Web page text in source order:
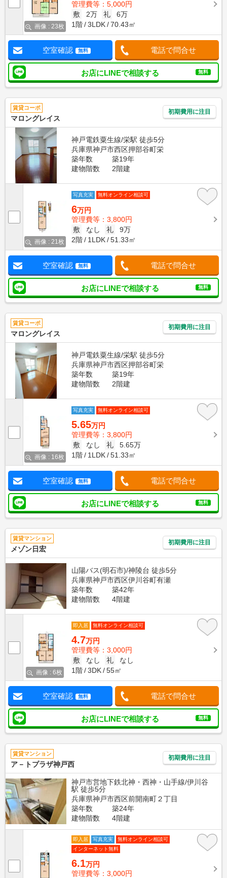
画像 : 23枚
管理費等：5,000円
敷
2万 礼
6万
1階
3LDK 70.43㎡
空室確認 無料 電話で問合せ
お店にLINEで相談する 無料
賃貸コーポ
マロングレイス
初期費用に注目
神戸電鉄粟生線/栄駅 徒歩5分
兵庫県神戸市西区押部谷町栄
築年数
築19年
建物階数
2階建
画像 : 21枚
写真充実 無料オンライン相談可
6万円
管理費等：3,800円
敷
なし 礼
9万
2階
1LDK 51.33㎡
空室確認 無料 電話で問合せ
お店にLINEで相談する 無料
賃貸コーポ
マロングレイス
初期費用に注目
神戸電鉄粟生線/栄駅 徒歩5分
兵庫県神戸市西区押部谷町栄
築年数
築19年
建物階数
2階建
画像 : 16枚
写真充実 無料オンライン相談可
5.65万円
管理費等：3,800円
敷
なし 礼
5.65万
1階
1LDK 51.33㎡
空室確認 無料 電話で問合せ
お店にLINEで相談する 無料
賃貸マンション
メゾン日宏
初期費用に注目
山陽バス(明石市)/神陵台 徒歩5分
兵庫県神戸市西区伊川谷町有瀬
築年数
築42年
建物階数
4階建
画像 : 6枚
即入居 無料オンライン相談可
4.7万円
管理費等：3,000円
敷
なし 礼
なし
1階
3DK 55㎡
空室確認 無料 電話で問合せ
お店にLINEで相談する 無料
賃貸マンション
ア－トプラザ神戸西
初期費用に注目
神戸市営地下鉄北神・西神・山手線/伊川谷
駅 徒歩5分
兵庫県神戸市西区前開南町２丁目
築年数
築24年
建物階数
4階建
即入居 写真充実
無料オンライン相談可
インターネット無料
6.1万円
管理費等：3,000円